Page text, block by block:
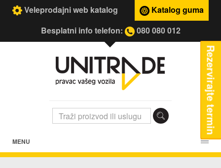
Veleprodajni web katalog
Katalog guma
Besplatni info telefon:
080 080 012
MENU
Rezervirajte termin